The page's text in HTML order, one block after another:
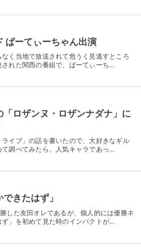
ぱーてぃーちゃん出演
く当地で放送されて危うく見逃すところ
れた関西の番組で、ぱーてぃーち…
ロザンヌ・ロザンナダナ」に
イブ」の話を書いたので、大好きなギル
調べてみたら、人気キャラであっ…
きたはず」
した友田オレであるが、個人的には優勝ネ
」を初めて見た時のインパクトが…